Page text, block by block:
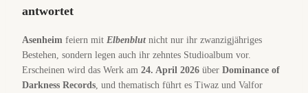
antwortet
Asenheim feiern mit Elbenblut nicht nur ihr zwanzigjähriges
Bestehen, sondern legen auch ihr zehntes Studioalbum vor.
Erscheinen wird das Werk am 24. April 2026 über Dominance of
Darkness Records , und thematisch führt es Tiwaz und Valfor